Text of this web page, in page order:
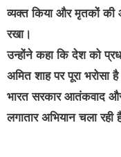
व्यक्त किया और मृतकों की
रखा।
उन्होंने कहा कि देश को
अमित शाह पर पूरा भरोसा
भारत सरकार आतंकवाद
लगातार अभियान चला रही